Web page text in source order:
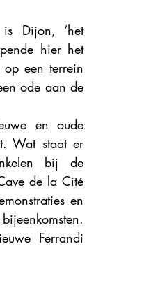
Dijon, ‘het
hier het
een terrein
ode aan de
en oude
Wat staat er
bij de
de la Cité
en
Ferrandi